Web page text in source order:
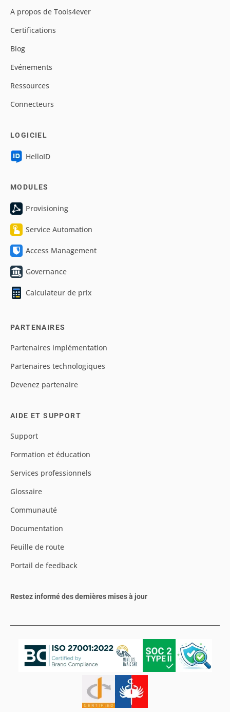
A propos de Tools4ever
Certifications
Blog
Evénements
Ressources
Connecteurs
LOGICIEL
HelloID
MODULES
Provisioning
Service Automation
Access Management
Governance
Calculateur de prix
PARTENAIRES
Partenaires implémentation
Partenaires technologiques
Devenez partenaire
AIDE ET SUPPORT
Support
Formation et éducation
Services professionnels
Glossaire
Communauté
Documentation
Feuille de route
Portail de feedback
Restez informé des dernières mises à jour